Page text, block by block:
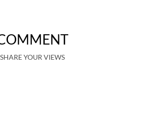
SHARE YOUR VIEWS